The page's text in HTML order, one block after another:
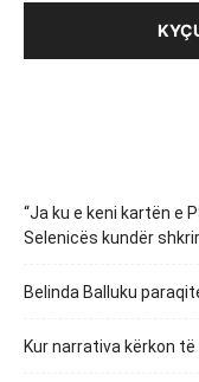
“Ja ku e keni kartën e
Selenicës kundër
Belinda Balluku
Kur narrativa kërkon